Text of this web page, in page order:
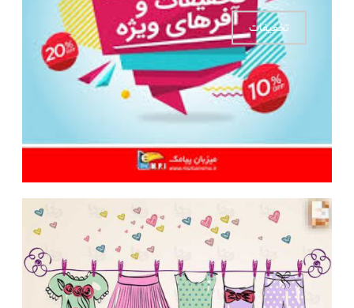
تخفیفات